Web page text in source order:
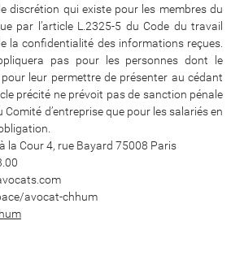
discrétion qui existe pour les membres du
par l’article L.2325-5 du Code du travail
la confidentialité des informations reçues.
pas pour les personnes dont le
leur permettre de présenter au cédant
précité ne prévoit pas de sanction pénale
d’entreprise que pour les salariés en
la Cour 4, rue Bayard 75008 Paris
avocat-chhum